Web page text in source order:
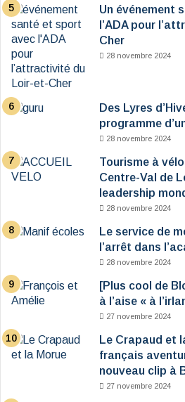
Un événement
l’ADA pour
Cher
28 novembre 2024
Des Lyres
programme
28 novembre 2024
Tourisme à
Centre-Val de
leadership
28 novembre 2024
Le service de
l’arrêt dans
28 novembre 2024
[Plus cool de
à l’aise « à
27 novembre 2024
Le Crapaud et
français
nouveau clip à
27 novembre 2024